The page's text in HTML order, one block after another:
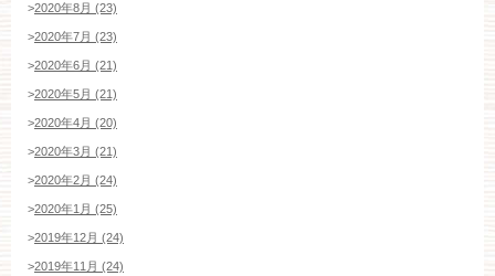
>2020年8月 (23)
>2020年7月 (23)
>2020年6月 (21)
>2020年5月 (21)
>2020年4月 (20)
>2020年3月 (21)
>2020年2月 (24)
>2020年1月 (25)
>2019年12月 (24)
>2019年11月 (24)